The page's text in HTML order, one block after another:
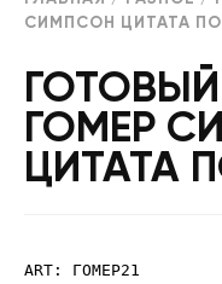
СИМПСОН ЦИТАТА
ГОМЕР
ЦИТАТА
ART: ГОМЕР21